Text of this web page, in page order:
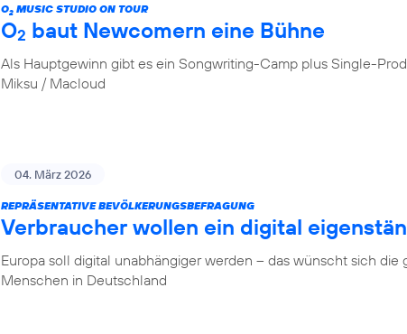
O2 MUSIC STUDIO ON TOUR
O2 baut Newcomern eine Bühne
Als Hauptgewinn gibt es ein Songwriting-Camp plus Single-
Miksu / Macloud
04. März 2026
REPRÄSENTATIVE BEVÖLKERUNGSBEFRAGUNG
Verbraucher wollen ein digital
Europa soll digital unabhängiger werden – das wünscht sich die
Menschen in Deutschland